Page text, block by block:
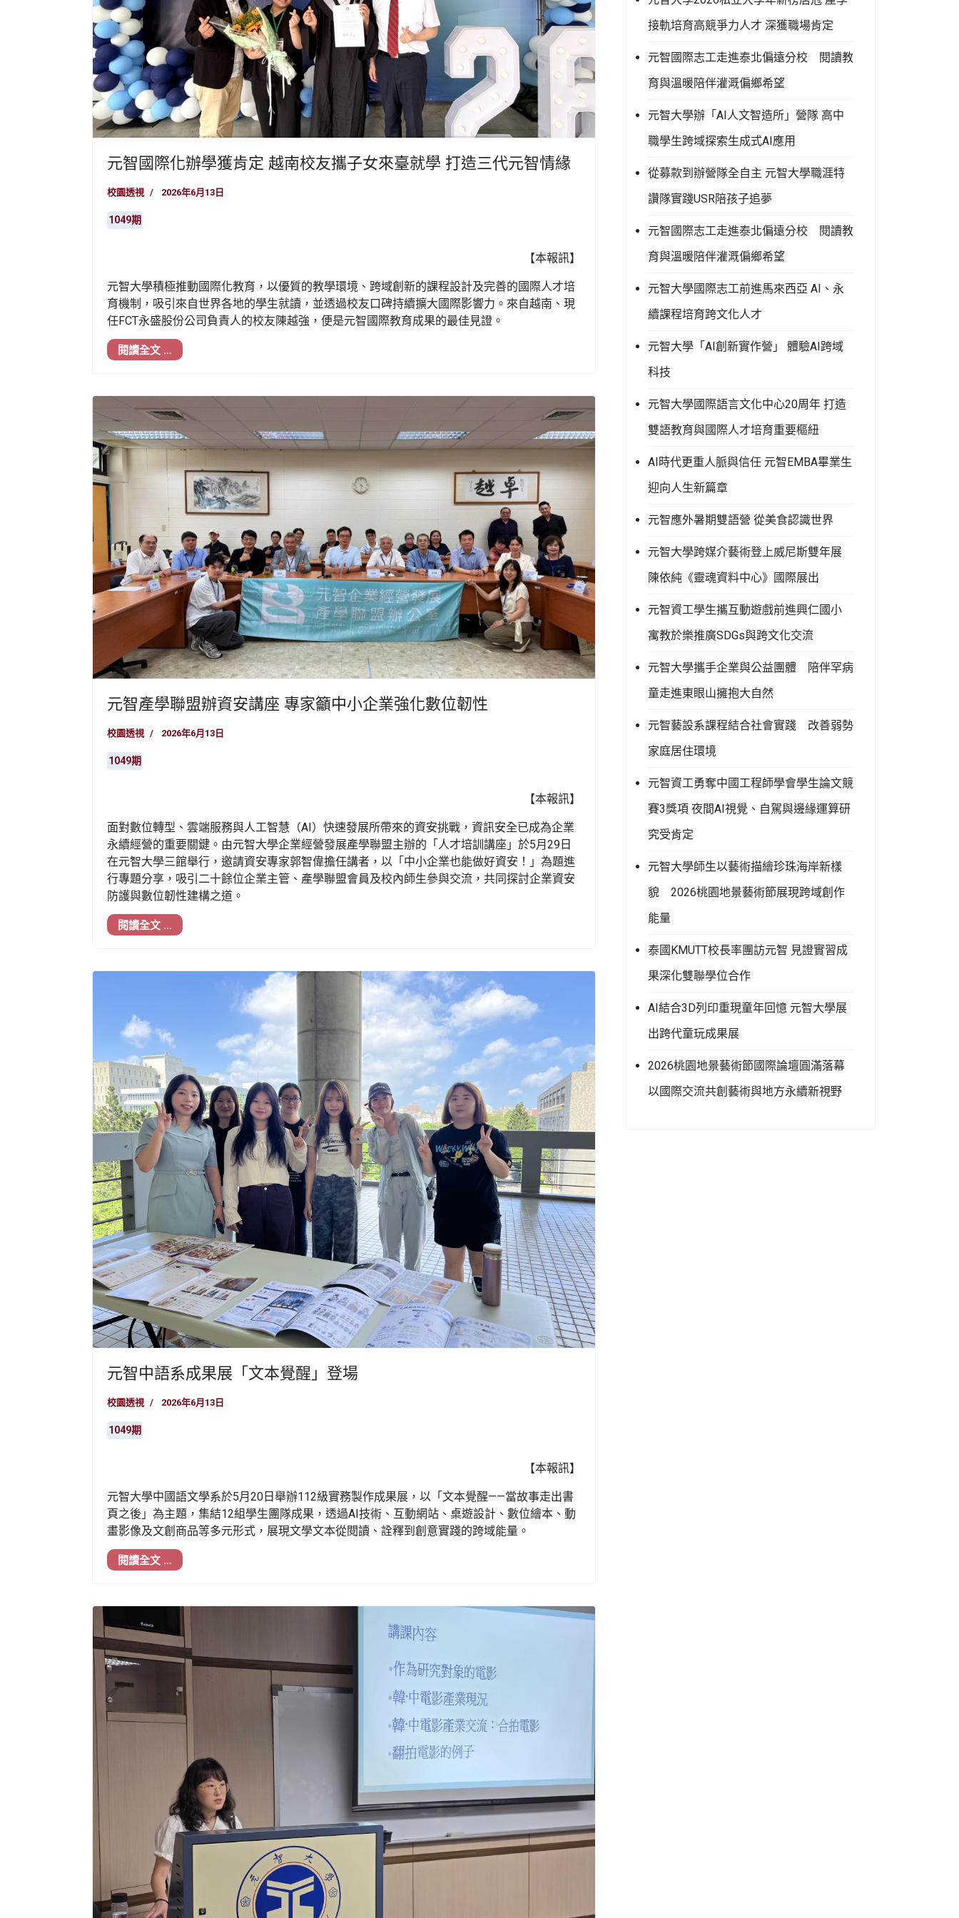
元智國際化辦學獲肯定 越南校友攜子女來臺就學 打造三代元智情緣
校園透視 2026年6月13日
1049期
【本報訊】
元智大學積極推動國際化教育，以優質的教學環境、跨域創新的課程設計及完善的國際人才培
育機制，吸引來自世界各地的學生就讀，並透過校友口碑持續擴大國際影響力。來自越南、現
任FCT永盛股份公司負責人的校友陳越強，便是元智國際教育成果的最佳見證。
閱讀全文 …
元智產學聯盟辦資安講座 專家籲中小企業強化數位韌性
校園透視 2026年6月13日
1049期
【本報訊】
面對數位轉型、雲端服務與人工智慧（AI）快速發展所帶來的資安挑戰，資訊安全已成為企業
永續經營的重要關鍵。由元智大學企業經營發展產學聯盟主辦的「人才培訓講座」於5月29日
在元智大學三館舉行，邀請資安專家郭智偉擔任講者，以「中小企業也能做好資安！」為題進
行專題分享，吸引二十餘位企業主管、產學聯盟會員及校內師生參與交流，共同探討企業資安
防護與數位韌性建構之道。
閱讀全文 …
元智中語系成果展「文本覺醒」登場
校園透視 2026年6月13日
1049期
【本報訊】
元智大學中國語文學系於5月20日舉辦112級實務製作成果展，以「文本覺醒——當故事走出書
頁之後」為主題，集結12組學生團隊成果，透過AI技術、互動網站、桌遊設計、數位繪本、動
畫影像及文創商品等多元形式，展現文學文本從閱讀、詮釋到創意實踐的跨域能量。
閱讀全文 …
接軌培育高競爭力人才 深獲職場肯定
元智國際志工走進泰北偏遠分校 閱讀教
育與溫暖陪伴灌溉偏鄉希望
元智大學辦「AI人文智造所」營隊 高中
職學生跨域探索生成式AI應用
從募款到辦營隊全自主 元智大學職涯特
讚隊實踐USR陪孩子追夢
元智國際志工走進泰北偏遠分校 閱讀教
育與溫暖陪伴灌溉偏鄉希望
元智大學國際志工前進馬來西亞 AI、永
續課程培育跨文化人才
元智大學「AI創新實作營」 體驗AI跨域
科技
元智大學國際語言文化中心20周年 打造
雙語教育與國際人才培育重要樞紐
AI時代更重人脈與信任 元智EMBA畢業生
迎向人生新篇章
元智應外暑期雙語營 從美食認識世界
元智大學跨媒介藝術登上威尼斯雙年展
陳依純《靈魂資料中心》國際展出
元智資工學生攜互動遊戲前進興仁國小
寓教於樂推廣SDGs與跨文化交流
元智大學攜手企業與公益團體 陪伴罕病
童走進東眼山擁抱大自然
元智藝設系課程結合社會實踐 改善弱勢
家庭居住環境
元智資工勇奪中國工程師學會學生論文競
賽3獎項 夜間AI視覺、自駕與邊緣運算研
究受肯定
元智大學師生以藝術描繪珍珠海岸新樣
貌 2026桃園地景藝術節展現跨域創作
能量
泰國KMUTT校長率團訪元智 見證實習成
果深化雙聯學位合作
AI結合3D列印重現童年回憶 元智大學展
出跨代童玩成果展
2026桃園地景藝術節國際論壇圓滿落幕
以國際交流共創藝術與地方永續新視野